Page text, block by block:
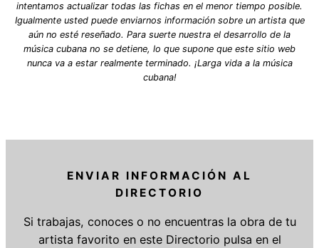
intentamos actualizar todas las fichas en el menor tiempo posible.
Igualmente usted puede enviarnos información sobre un artista que
aún no esté reseñado. Para suerte nuestra el desarrollo de la
música cubana no se detiene, lo que supone que este sitio web
nunca va a estar realmente terminado. ¡Larga vida a la música
cubana!
ENVIAR INFORMACIÓN AL
DIRECTORIO
Si trabajas, conoces o no encuentras la obra de tu
artista favorito en este Directorio pulsa en el